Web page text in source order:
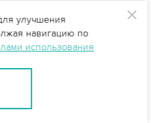
состоящий из
и солей
улучшения
навигацию по
использования